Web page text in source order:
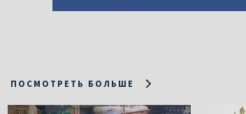
ПОСМОТРЕТЬ БОЛЬШЕ